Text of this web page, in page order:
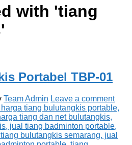
with 'tiang
'
Portabel TBP-01
Team Admin Leave a comment